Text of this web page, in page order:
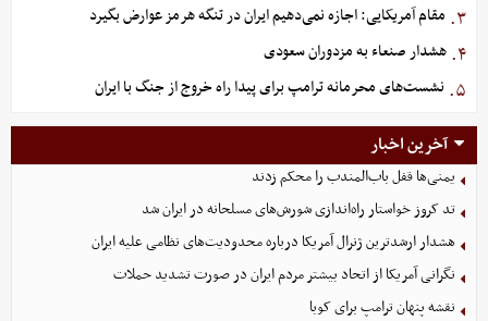
۳. مقام آمریکایی: اجازه نمی‌دهیم ایران در تنگه هرمز عوارض بگیرد
۴. هشدار صنعاء به مزدوران سعودی
۵. نشست‌های محرمانه ترامپ برای پیدا راه خروج از جنگ با ایران
آخرین اخبار
یمنی‌ها قفل باب‌المندب را محکم زدند
تد کروز خواستار راه‌اندازی شورش‌های مسلحانه در ایران شد
هشدار ارشدترین ژنرال آمریکا درباره محدودیت‌های نظامی علیه ایران
نگرانی آمریکا از اتحاد بیشتر مردم ایران در صورت تشدید حملات
نقشه پنهان ترامپ برای کوبا